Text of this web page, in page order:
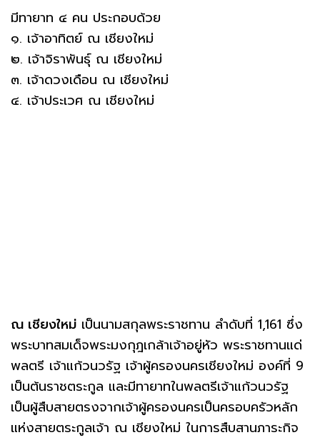
มีทายาท ๔ คน ประกอบด้วย
๑. เจ้าอาทิตย์ ณ เชียงใหม่
๒. เจ้าจิราพันธุ์ ณ เชียงใหม่
๓. เจ้าดวงเดือน ณ เชียงใหม่
๔. เจ้าประเวศ ณ เชียงใหม่
ณ เชียงใหม่ เป็นนามสกุลพระราชทาน ลำดับที่ 1,161 ซึ่ง
พระบาทสมเด็จพระมงกุฎเกล้าเจ้าอยู่หัว พระราชทานแด่
พลตรี เจ้าแก้วนวรัฐ เจ้าผู้ครองนครเชียงใหม่ องค์ที่ 9
เป็นต้นราชตระกูล และมีทายาทในพลตรีเจ้าแก้วนวรัฐ
เป็นผู้สืบสายตรงจากเจ้าผู้ครองนครเป็นครอบครัวหลัก
แห่งสายตระกูลเจ้า ณ เชียงใหม่ ในการสืบสานภาระกิจ